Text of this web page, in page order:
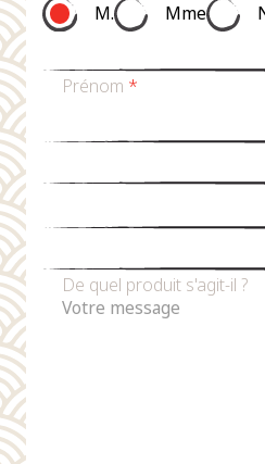
M. Mme
Prénom *
De quel produit s'agit-il ?